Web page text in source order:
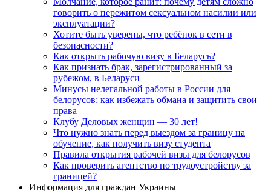
говорить о пережитом сексуальном насилии или
эксплуатации?
Хотите быть уверены, что ребёнок в сети в
безопасности?
Как открыть рабочую визу в Беларусь?
Как признать брак, зарегистрированный за
рубежом, в Беларуси
Минусы нелегальной работы в России для
белорусов: как избежать обмана и защитить свои
права
Клубу Деловых женщин — 30 лет!
Что нужно знать перед выездом за границу на
обучение, как получить визу студента
Правила открытия рабочей визы для белорусов
Как проверить агентство по трудоустройству за
границей?
Информация для граждан Украины